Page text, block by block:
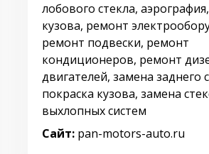
лобового стекла,
кузова, ремонт
ремонт подвески, ремонт
кондиционеров, ремонт
двигателей, замена заднего
покраска кузова, замена
выхлопных систем
Сайт: pan-motors-auto.ru